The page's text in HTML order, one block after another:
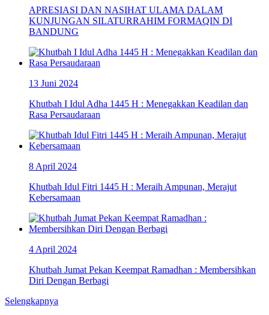
APRESIASI DAN NASIHAT ULAMA DALAM
KUNJUNGAN SILATURRAHIM FORMAQIN DI
BANDUNG
13 Juni 2024
Khutbah I Idul Adha 1445 H : Menegakkan Keadilan dan
Rasa Persaudaraan
8 April 2024
Khutbah Idul Fitri 1445 H : Meraih Ampunan, Merajut
Kebersamaan
4 April 2024
Khutbah Jumat Pekan Keempat Ramadhan : Membersihkan
Diri Dengan Berbagi
Selengkapnya